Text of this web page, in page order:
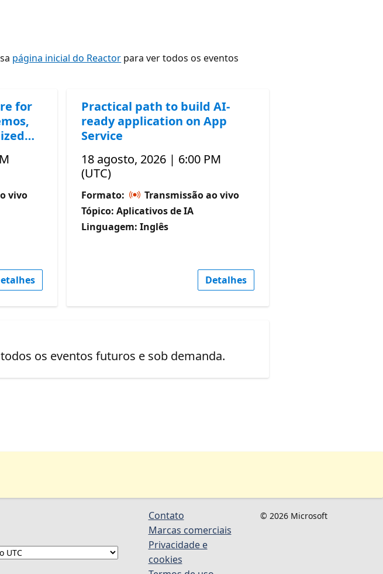
página inicial do Reactor para ver todos os eventos
for
vivo
Practical path to build AI-
ready application on App
Service
18 agosto, 2026 | 6:00 PM
(UTC)
Formato:
Transmissão ao vivo
Tópico: Aplicativos de IA
Linguagem: Inglês
Detalhes
os eventos futuros e sob demanda.
Contato
Marcas comerciais
Privacidade e
cookies
© 2026 Microsoft